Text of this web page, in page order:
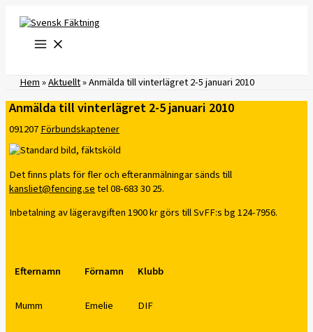
innehåll
Hem»Aktuellt»Anmälda till vinterlägret 2-5 januari 2010
Anmälda till vinterlägret 2-5 januari 2010
091207Förbundskaptener
Det finns plats för fler och efteranmälningar sänds till
kansliet@fencing.setel 08-683 30 25.
Inbetalning av lägeravgiften 1900 kr görs till SvFF:s bg 124-7956.
Efternamn Förnamn Klubb
Mumm Emelie DIF